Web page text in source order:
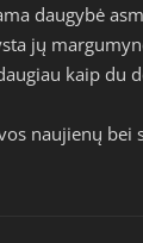
daugybė
jų
kaip du
naujienų bei